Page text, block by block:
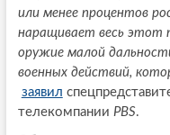
или менее процентов
наращивает весь этот
оружие малой
военных действий,
заявил
телекомпании PBS.